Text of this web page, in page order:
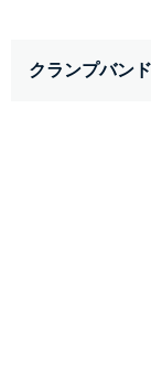
クランプバン